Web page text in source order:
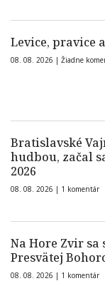
Levice, pravice
08. 08. 2026 | Žiadne
Bratislavské
hudbou, začal
2026
08. 08. 2026 | 1 komentár
Na Hore Zvir
Presvätej
08. 08. 2026 | 1 komentár